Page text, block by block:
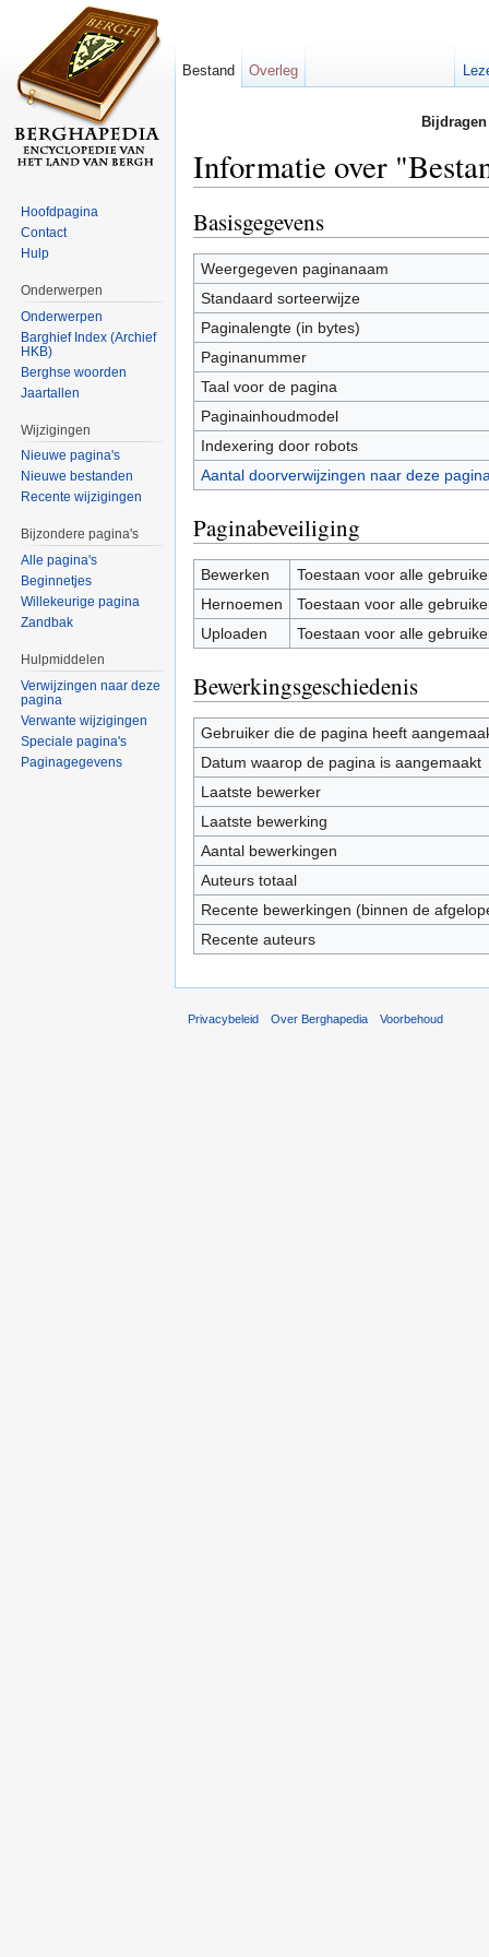
Informatie over
Basisgegevens
Weergegeven paginanaam
Standaard sorteerwijze
Paginalengte (in bytes)
Paginanummer
Taal voor de pagina
Paginainhoudmodel
Indexering door robots
Aantal doorverwijzingen naar deze
Paginabeveiliging
Bewerken
Toestaan voor alle
Hernoemen
Toestaan voor alle
Uploaden
Toestaan voor alle
Bewerkingsgeschiedenis
Gebruiker die de pagina heeft
Datum waarop de pagina is aangemaakt
Laatste bewerker
Laatste bewerking
Aantal bewerkingen
Auteurs totaal
Recente bewerkingen (binnen de
Recente auteurs
Bestand Overleg
Hoofdpagina
Contact
Hulp
Onderwerpen
Onderwerpen
Barghief Index (Archief
HKB)
Berghse woorden
Jaartallen
Wijzigingen
Nieuwe pagina's
Nieuwe bestanden
Recente wijzigingen
Bijzondere pagina's
Alle pagina's
Beginnetjes
Willekeurige pagina
Zandbak
Hulpmiddelen
Verwijzingen naar deze
pagina
Verwante wijzigingen
Speciale pagina's
Paginagegevens
Privacybeleid Over Berghapedia Voorbehoud